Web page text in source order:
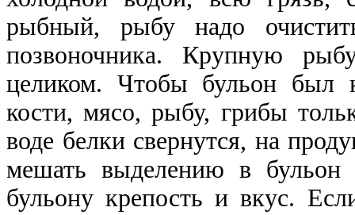
рыбный, рыбу надо
позвоночника. Крупную
целиком. Чтобы бульон был
кости, мясо, рыбу, грибы
воде белки свернутся, на
мешать выделению в бульон
бульону крепость и вкус.